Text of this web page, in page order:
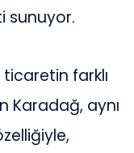
sunuyor.
ticaretin farklı
Karadağ, aynı